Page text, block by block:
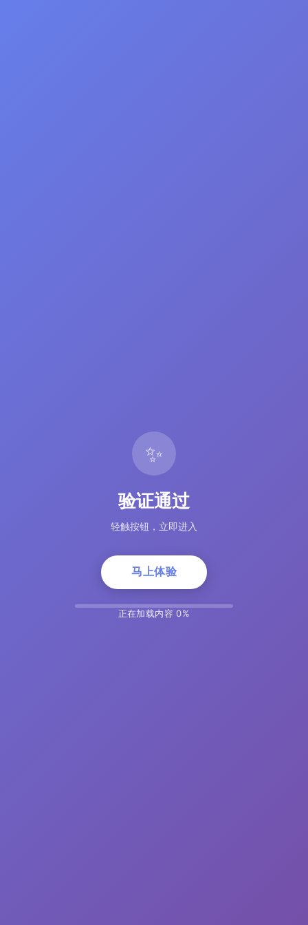
✨
验证通过
轻触按钮，立即进入
马上体验
正在加载内容 0%